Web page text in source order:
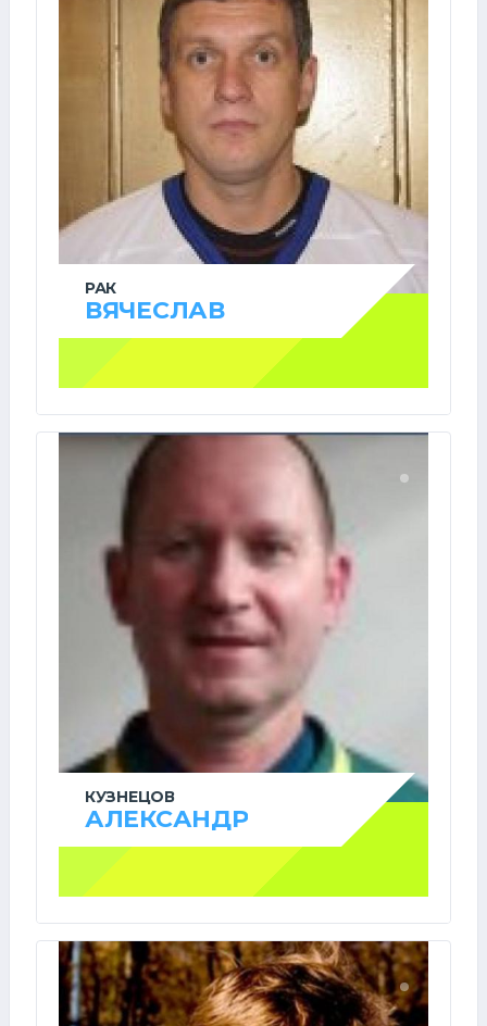
РАК
ВЯЧЕСЛАВ
КУЗНЕЦОВ
АЛЕКСАНДР